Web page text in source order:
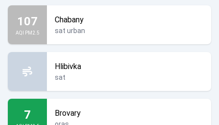
107
AQI PM2.5
Chabany
sat urban
Hlibivka
sat
7 Brovary